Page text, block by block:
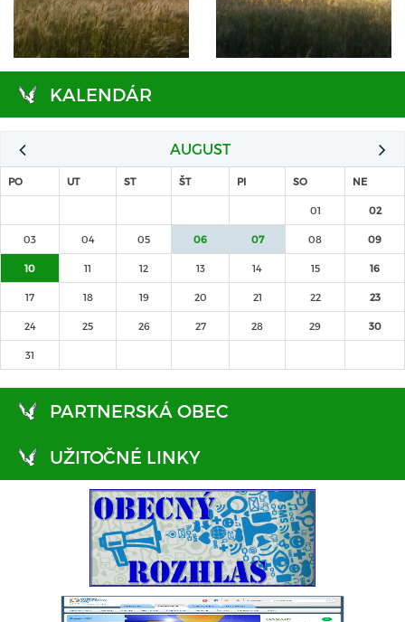
KALENDÁR
AUGUST
PO UT ST ŠT PI SO NE
01 02
03 04 05 06 07 08 09
10 11 12 13 14 15 16
17 18 19 20 21 22 23
24 25 26 27 28 29 30
31
PARTNERSKÁ OBEC
UŽITOČNÉ LINKY